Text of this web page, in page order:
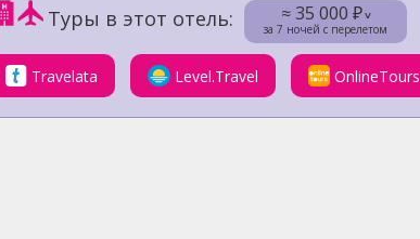
Туры в этот отель: ≈ 35 000 ₽˅
за 7 ночей с перелетом
Travelata Level.Travel OnlineTours